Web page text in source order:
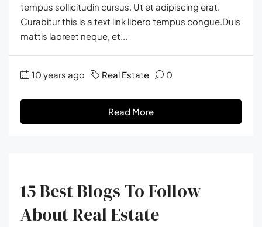
tempus sollicitudin cursus. Ut et adipiscing erat.
Curabitur this is a text link libero tempus congue.Duis
mattis laoreet neque, et...
10 years ago Real Estate 0
Read More
15 Best Blogs To Follow
About Real Estate